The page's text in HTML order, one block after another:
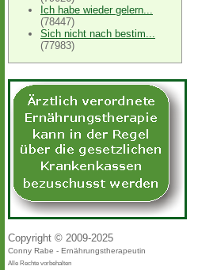
Ich habe wieder gelern...
(78447)
Sich nicht nach bestim...
(77983)
Copyright © 2009-2025
Conny Rabe - Ernährungstherapeutin
Alle Rechte vorbehalten